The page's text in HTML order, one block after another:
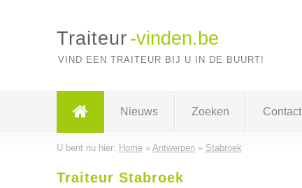
Traiteur -vinden.be
VIND EEN TRAITEUR BIJ U IN DE BUURT!
Nieuws Zoeken Contact
U bent nu hier: Home» Antwerpen» Stabroek
Traiteur Stabroek